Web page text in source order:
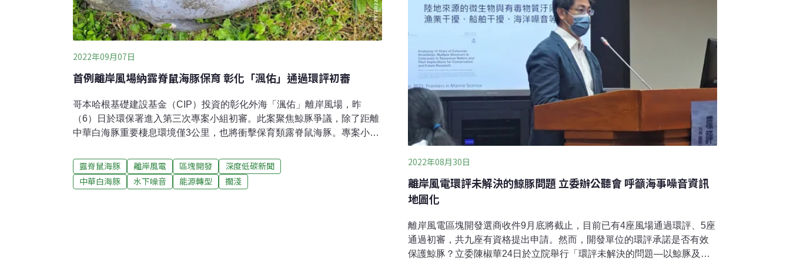
2022年09月07日
首例離岸風場納露脊鼠海豚保育 彰化「渢佑」通過環評初審
哥本哈根基礎建設基金（CIP）投資的彰化外海「渢佑」離岸風場，昨
（6）日於環保署進入第三次專案小組初審。此案聚焦鯨豚爭議，除了距離
中華白海豚重要棲息環境僅3公里，也將衝擊保育類露脊鼠海豚。專案小組
策，後續送環評大會審查。這也是露脊鼠海豚首次納入離岸風場環評承
諾。多次在環評會議上為露脊鼠海豚發聲的中華鯨豚協會表示，近年露脊
鼠海豚擱淺數量大幅增加，納入環評承諾「是一個好的開始」。他也透露
露脊鼠海豚 離岸風電 區塊開發
深度低碳新聞
中華白海豚
水下噪音 能源轉型 擱淺
2022年08月30日
離岸風電環評未解決的鯨豚問題 立委辦公聽會 呼籲海事噪音資訊
地圖化
離岸風電區塊開發選商收件9月底將截止，目前已有4座風場通過環評、5座
通過初審，共九座有資格提出申請。然而，開發單位的環評承諾是否有效
保護鯨豚？立委陳椒華24日於立院舉行「環評未解決的問題—以鯨豚及水